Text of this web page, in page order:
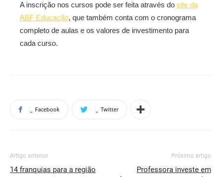
A inscrição nos cursos pode ser feita através do site da
ABF Educação, que também conta com o cronograma
completo de aulas e os valores de investimento para
cada curso.
Facebook Twitter
Artigo anterior
14 franquias para a região
Próximo artigo
Professora investe em